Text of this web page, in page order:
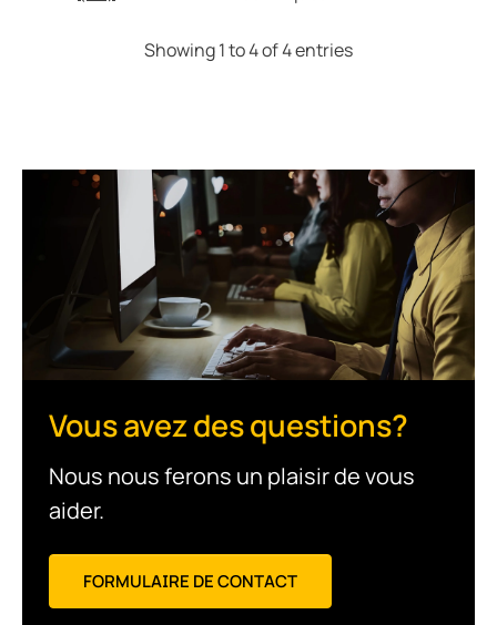
Showing 1 to 4 of 4 entries
Vous avez des questions?
Nous nous ferons un plaisir de vous
aider.
FORMULAIRE DE CONTACT